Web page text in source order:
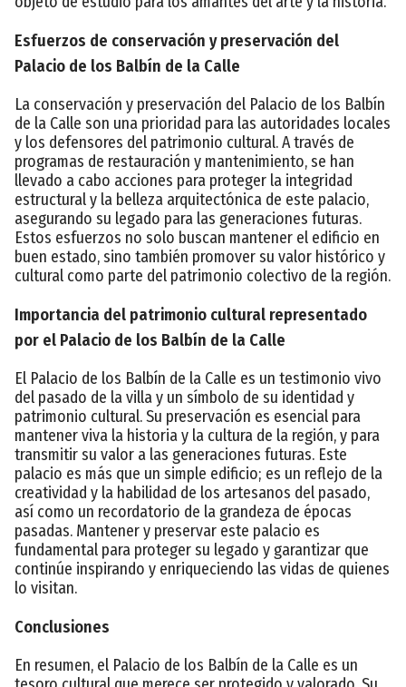
Esfuerzos de conservación y preservación del
Palacio de los Balbín de la Calle
La conservación y preservación del Palacio de los Balbín
de la Calle son una prioridad para las autoridades locales
y los defensores del patrimonio cultural. A través de
programas de restauración y mantenimiento, se han
llevado a cabo acciones para proteger la integridad
estructural y la belleza arquitectónica de este palacio,
asegurando su legado para las generaciones futuras.
Estos esfuerzos no solo buscan mantener el edificio en
buen estado, sino también promover su valor histórico y
cultural como parte del patrimonio colectivo de la región.
Importancia del patrimonio cultural representado
por el Palacio de los Balbín de la Calle
El Palacio de los Balbín de la Calle es un testimonio vivo
del pasado de la villa y un símbolo de su identidad y
patrimonio cultural. Su preservación es esencial para
mantener viva la historia y la cultura de la región, y para
transmitir su valor a las generaciones futuras. Este
palacio es más que un simple edificio; es un reflejo de la
creatividad y la habilidad de los artesanos del pasado,
así como un recordatorio de la grandeza de épocas
pasadas. Mantener y preservar este palacio es
fundamental para proteger su legado y garantizar que
continúe inspirando y enriqueciendo las vidas de quienes
lo visitan.
Conclusiones
En resumen, el Palacio de los Balbín de la Calle es un